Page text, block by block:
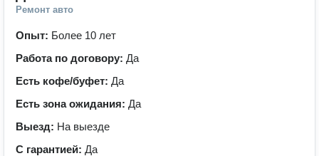
Ремонт авто
Опыт: Более 10 лет
Работа по договору: Да
Есть кофе/буфет: Да
Есть зона ожидания: Да
Выезд: На выезде
С гарантией: Да